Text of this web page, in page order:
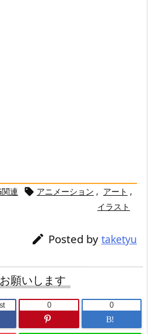
連  アニメーション , アート ,
イラスト
 Posted by taketyu
願いします
0
B!
0